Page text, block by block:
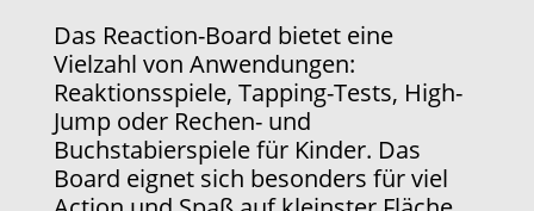
Das Reaction-Board bietet eine
Vielzahl von Anwendungen:
Reaktionsspiele, Tapping-Tests, High-
Jump oder Rechen- und
Buchstabierspiele für Kinder. Das
Board eignet sich besonders für viel